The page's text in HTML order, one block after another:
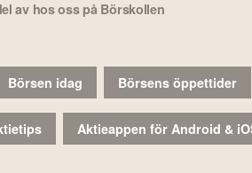
av hos oss på Börskollen
Börsen idag Börsens öppettider
Aktieappen för Android &